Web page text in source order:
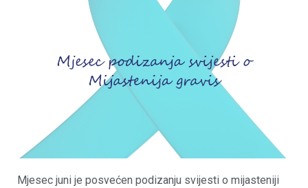
Mjesec juni je posvećen podizanju svijesti o mijasteniji